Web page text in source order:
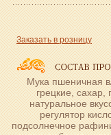
Заказать в розницу
Мука пшеничная
грецкие, сахар,
натуральное
регулятор
подсолнечное